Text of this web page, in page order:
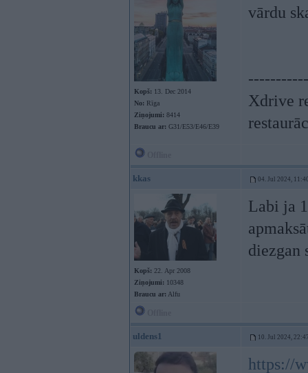
Kopš: 13. Dec 2014
No: Rīga
Ziņojumi: 8414
Braucu ar: G31/E53/E46/E39
vārdu
Xdrive
kkas 04. Jul 2024,
Kopš: 22. Apr 2008
Ziņojumi: 10348
Braucu ar: Alfu
Labi ja
diezgan
uldens1 10. Jul 2024,
https://